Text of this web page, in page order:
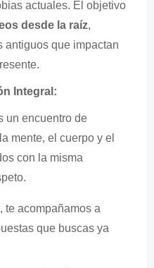
actuales. El objetivo
desde la raíz,
antiguos que impactan
Integral:
un encuentro de
mente, el cuerpo y el
con la misma
, te acompañamos a
que buscas ya